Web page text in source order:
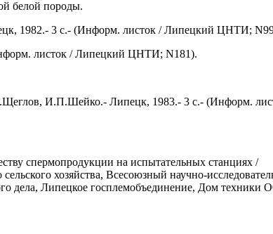
белой породы.
1982.- 3 с.- (Информ. листок / Липецкий ЦНТИ;
листок / Липецкий ЦНТИ; N181).
И.П.Шейко.- Липецк, 1983.- 3 с.- (Информ.
спермопродукции на испытательных станциях /
хозяйства, Всесоюзный научно-
дела, Липецкое госплемобъединение, Дом техники